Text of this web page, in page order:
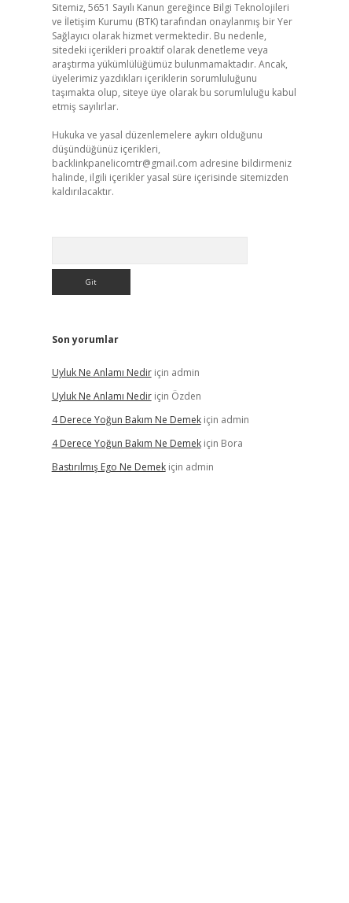
Sitemiz, 5651 Sayılı Kanun gereğince Bilgi Teknolojileri
ve İletişim Kurumu (BTK) tarafından onaylanmış bir Yer
Sağlayıcı olarak hizmet vermektedir. Bu nedenle,
sitedeki içerikleri proaktif olarak denetleme veya
araştırma yükümlülüğümüz bulunmamaktadır. Ancak,
üyelerimiz yazdıkları içeriklerin sorumluluğunu
taşımakta olup, siteye üye olarak bu sorumluluğu kabul
etmiş sayılırlar.
Hukuka ve yasal düzenlemelere aykırı olduğunu
düşündüğünüz içerikleri,
backlinkpanelicomtr@gmail.com adresine bildirmeniz
halinde, ilgili içerikler yasal süre içerisinde sitemizden
kaldırılacaktır.
Son yorumlar
Uyluk Ne Anlamı Nediriçin admin
Uyluk Ne Anlamı Nediriçin Özden
4 Derece Yoğun Bakım Ne Demekiçin admin
4 Derece Yoğun Bakım Ne Demekiçin Bora
Bastırılmış Ego Ne Demekiçin admin